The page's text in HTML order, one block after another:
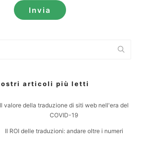
articoli più letti
Il valore della traduzione di siti web nell'era del
COVID-19
Il ROI delle traduzioni: andare oltre i numeri